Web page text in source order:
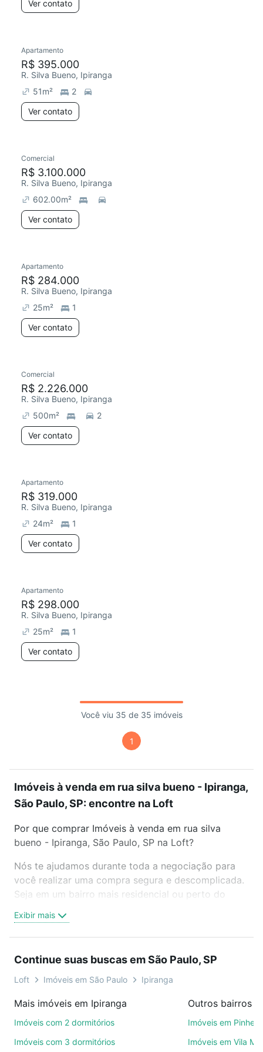
Ver contato
Apartamento
R$ 395.000
R. Silva Bueno, Ipiranga
51m²
2
Ver contato
Comercial
R$ 3.100.000
R. Silva Bueno, Ipiranga
602.00m²
Ver contato
Apartamento
R$ 284.000
R. Silva Bueno, Ipiranga
25m²
1
Ver contato
Comercial
R$ 2.226.000
R. Silva Bueno, Ipiranga
500m²
2
Ver contato
Apartamento
R$ 319.000
R. Silva Bueno, Ipiranga
24m²
1
Ver contato
Apartamento
R$ 298.000
R. Silva Bueno, Ipiranga
25m²
1
Ver contato
Você viu 35 de 35 imóveis
1
Imóveis à venda em rua silva bueno - Ipiranga,
São Paulo, SP: encontre na Loft
Por que comprar Imóveis à venda em rua silva
bueno - Ipiranga, São Paulo, SP na Loft?
Nós te ajudamos durante toda a negociação para
você realizar uma compra segura e descomplicada.
Seja em um bairro mais residencial ou perto do
oferta ideal de Imóveis à venda em rua silva bueno -
Ipiranga, São Paulo, SP para conquistar seu sonho.
é grátis, sem compromisso e você ainda conta com
mais de 46 mil corretores e imobiliárias te ajudando
Como escolher um imóvel?
Use barra de busca no topo para pesquisar por
Exibir mais
Continue suas buscas em São Paulo, SP
Loft Imóveis em São Paulo Ipiranga
Mais imóveis em Ipiranga
Imóveis com 2 dormitórios
Imóveis com 3 dormitórios
Outros bairros
Imóveis em
Imóveis em Vila